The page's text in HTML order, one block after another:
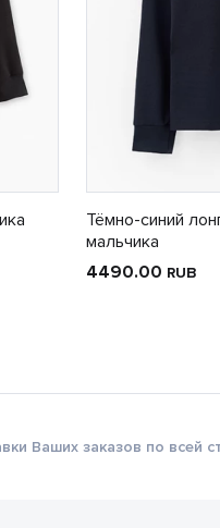
Тёмно-синий
мальчика
4490.00 RUB
Ваших заказов по всей